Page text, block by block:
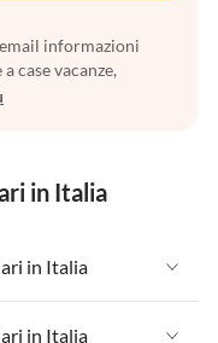
informazioni
case vacanze,
in Italia
in Italia
in Italia